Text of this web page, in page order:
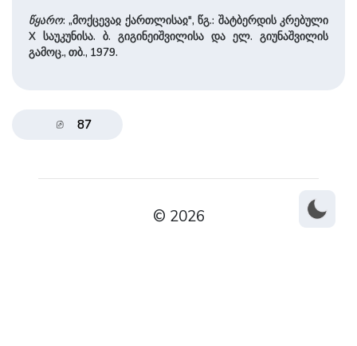
წყარო: „მოქცევაჲ ქართლისაჲ", წგ.: შატბერდის კრებული
X საუკუნისა. ბ. გიგინეიშვილისა და ელ. გიუნაშვილის
გამოც., თბ., 1979.
87
© 2026